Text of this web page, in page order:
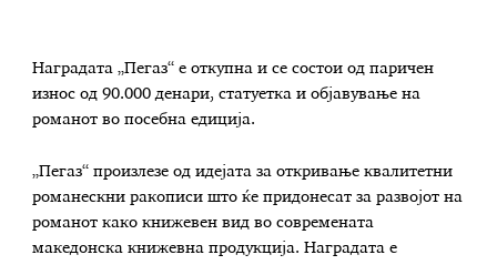
Наградата „Пегаз“ е откупна и се состои од паричен
износ од 90.000 денари, статуетка и објавување на
романот во посебна едиција.
„Пегаз“ произлезе од идејата за откривање квалитетни
романескни ракописи што ќе придонесат за развојот на
романот како книжевен вид во современата
македонска книжевна продукција. Наградата е